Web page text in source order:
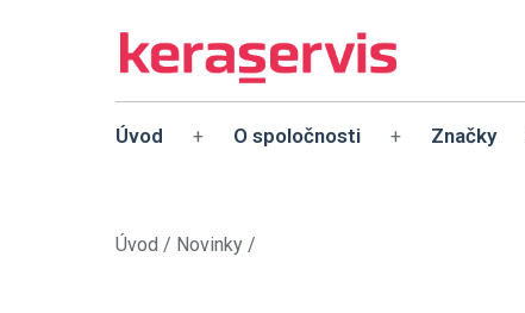
Úvod + O spoločnosti + Značky
Úvod / Novinky /